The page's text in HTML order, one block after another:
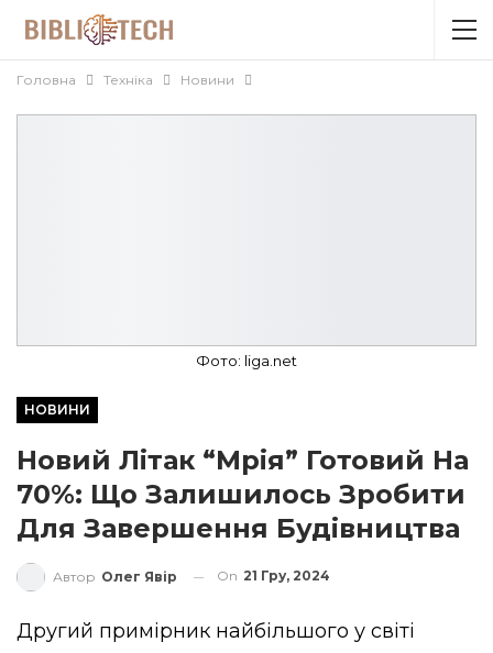
Головна Техніка Новини
Фото: liga.net
НОВИНИ
Новий Літак “Мрія” Готовий На
70%: Що Залишилось Зробити
Для Завершення Будівництва
Автор Олег Явір On 21 Гру, 2024
Другий примірник найбільшого у світі